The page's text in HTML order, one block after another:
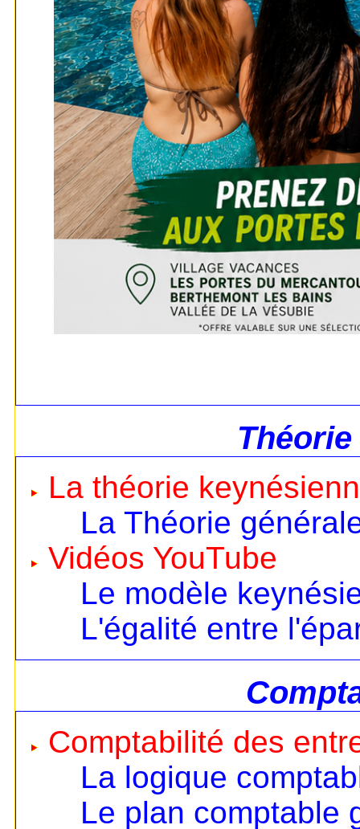
La théorie
La Théorie
Vidéos YouTube
Le modèle
L'égalité entre
Comptabilité des
La logique
Le plan comptable